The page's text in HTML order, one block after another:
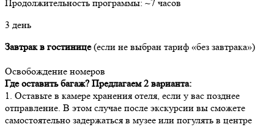
Продолжительность программы: ~7 часов
3 день
Завтрак в гостинице(если не выбран тариф «без завтрака»)
Освобождение номеров
Где оставить багаж? Предлагаем 2 варианта:
1. Оставьте в камере хранения отеля, если у вас позднее
отправление. В этом случае после экскурсии вы сможете
самостоятельно задержаться в музее или погулять в центре